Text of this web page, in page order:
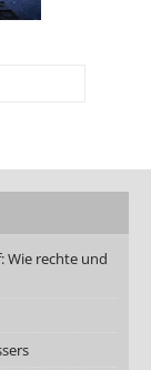
Wie rechte und